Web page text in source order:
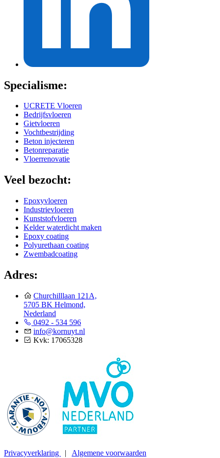
Specialisme:
UCRETE Vloeren
Bedrijfsvloeren
Gietvloeren
Vochtbestrijding
Beton injecteren
Betonreparatie
Vloerrenovatie
Veel bezocht:
Epoxyvloeren
Industrievloeren
Kunststofvloeren
Kelder waterdicht maken
Epoxy coating
Polyurethaan coating
Zwembadcoating
Adres:
Churchilllaan 121A,
5705 BK Helmond,
Nederland
0492 - 534 596
info@kornuyt.nl
Kvk: 17065328
Privacyverklaring | Algemene voorwaarden